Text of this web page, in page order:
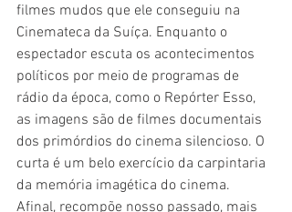
filmes mudos que ele conseguiu na
Cinemateca da Suíça. Enquanto o
espectador escuta os acontecimentos
políticos por meio de programas de
rádio da época, como o Repórter Esso,
as imagens são de filmes documentais
dos primórdios do cinema silencioso. O
curta é um belo exercício da carpintaria
da memória imagética do cinema.
Afinal, recompõe nosso passado, mais